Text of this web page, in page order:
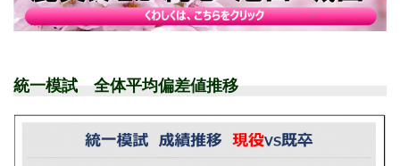
統一模試 全体平均偏差値推移